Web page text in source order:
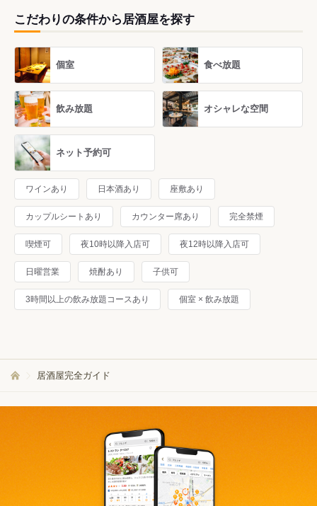
こだわりの条件から居酒屋を探す
個室 食べ放題
飲み放題 オシャレな空間
ネット予約可
ワインあり 日本酒あり 座敷あり
カップルシートあり カウンター席あり 完全禁煙
喫煙可 夜10時以降入店可 夜12時以降入店可
日曜営業 焼酎あり 子供可
3時間以上の飲み放題コースあり 個室 × 飲み放題
居酒屋完全ガイド